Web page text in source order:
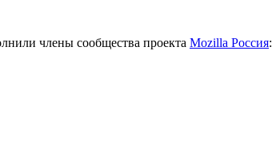
члены сообщества проекта Mozilla Россия: